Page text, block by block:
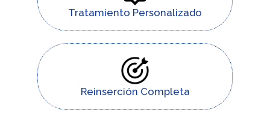
Tratamiento Personalizado
Reinserción Completa